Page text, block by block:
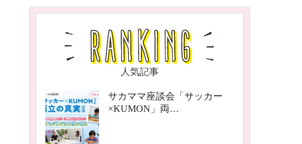
人気記事
サカママ座談会「サッカー
×KUMON」両…